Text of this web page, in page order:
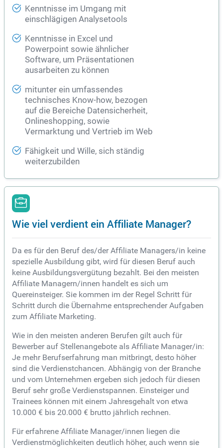
Kenntnisse im Umgang mit
einschlägigen Analysetools
Kenntnisse in Excel und
Powerpoint sowie ähnlicher
Software, um Präsentationen
ausarbeiten zu können
mitunter ein umfassendes
technisches Know-how, bezogen
auf die Bereiche Datensicherheit,
Onlineshopping, sowie
Vermarktung und Vertrieb im Web
Fähigkeit und Wille, sich ständig
weiterzubilden
Wie viel verdient ein Affiliate Manager?
Da es für den Beruf des/der Affiliate Managers/in keine
spezielle Ausbildung gibt, wird für diesen Beruf auch
keine Ausbildungsvergütung bezahlt. Bei den meisten
Affiliate Managern/innen handelt es sich um
Quereinsteiger. Sie kommen im der Regel Schritt für
Schritt durch die Übernahme entsprechender Aufgaben
zum Affiliate Marketing.
Wie in den meisten anderen Berufen gilt auch für
Bewerber auf Stellenangebote als Affiliate Manager/in:
Je mehr Berufserfahrung man mitbringt, desto höher
sind die Verdienstchancen. Abhängig von der Branche
und vom Unternehmen ergeben sich jedoch für diesen
Beruf sehr große Verdienstspannen. Einsteiger und
Trainees können mit einem Jahresgehalt von etwa
10.000 € bis 20.000 € brutto jährlich rechnen.
Für erfahrene Affiliate Manager/innen liegen die
Verdienstmöglichkeiten deutlich höher, auch wenn sie